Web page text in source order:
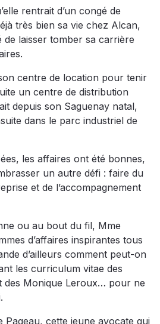
rentrait d’un congé de
très bien sa vie chez Alcan,
de laisser tomber sa carrière
centre de location pour tenir
un centre de distribution
depuis son Saguenay natal,
dans le parc industriel de
les affaires ont été bonnes,
un autre défi : faire du
et de l’accompagnement
ou au bout du fil, Mme
d’affaires inspirantes tous
d’ailleurs comment peut-on
les curriculum vitae des
des Monique Leroux… pour ne
Pageau, cette jeune avocate qui